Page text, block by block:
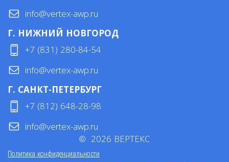
info@vertex-awp.ru
Г. НИЖНИЙ НОВГОРОД
+7 (831) 280-84-54
info@vertex-awp.ru
Г. САНКТ-ПЕТЕРБУРГ
+7 (812) 648-28-98
info@vertex-awp.ru
Политика конфиденциальности
© 2026 ВЕРТЕКС